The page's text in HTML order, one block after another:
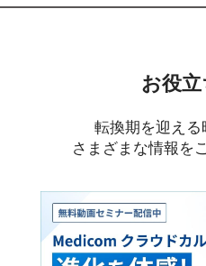
お役
転換期を迎える
さまざまな情報を